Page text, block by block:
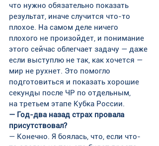
что нужно обязательно показать
результат, иначе случится что-то
плохое. На самом деле ничего
плохого не произойдет, и понимание
этого сейчас облегчает задачу — даже
если выступлю не так, как хочется —
мир не рухнет. Это помогло
подготовиться и показать хорошие
секунды после ЧР по отдельным,
на третьем этапе Кубка России.
— Год-два назад страх провала
присутствовал?
— Конечно. Я боялась, что, если что-